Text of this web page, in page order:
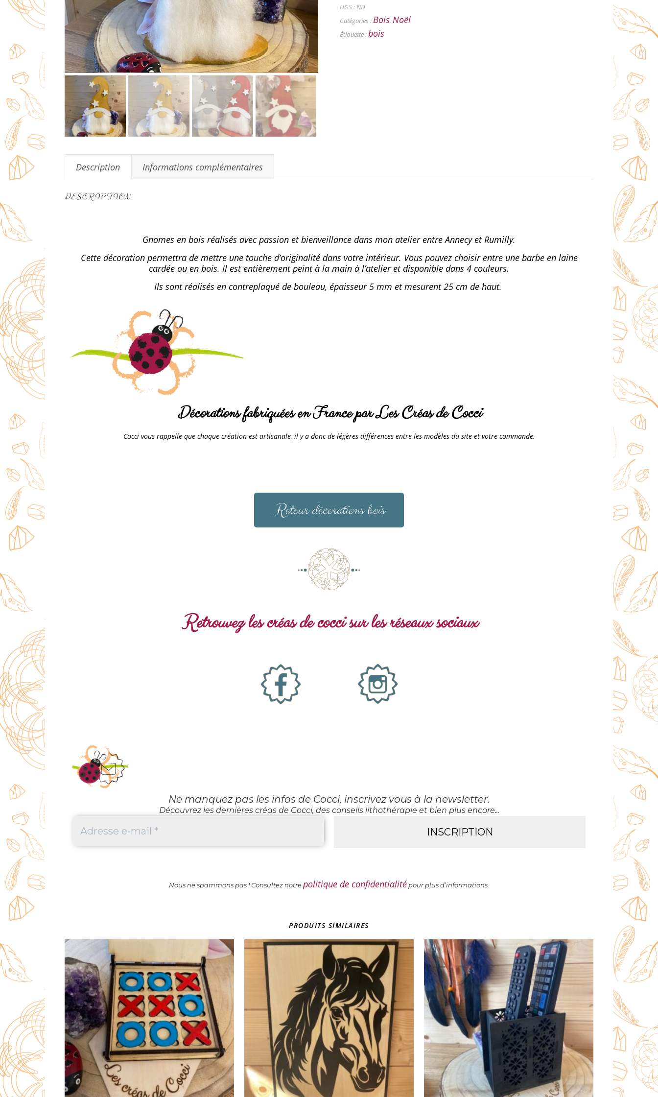
UGS : ND
Catégories : Bois, Noël
Étiquette :bois
Description Informations complémentaires
DESCRIPTION
Gnomes en bois réalisés avec passion et bienveillance dans mon atelier entre Annecy et Rumilly.
Cette décoration permettra de mettre une touche d’originalité dans votre intérieur. Vous pouvez choisir entre une barbe en laine
cardée ou en bois. Il est entièrement peint à la main à l’atelier et disponible dans 4 couleurs.
Ils sont réalisés en contreplaqué de bouleau, épaisseur 5 mm et mesurent 25 cm de haut.
Décorations fabriquées en France par Les Créas de Cocci
Cocci vous rappelle que chaque création est artisanale, il y a donc de légères différences entre les modèles du site et votre commande.
Retour décorations bois
Retrouvez les créas de cocci sur les réseaux sociaux
Ne manquez pas les infos de Cocci, inscrivez vous à la newsletter.
Découvrez les dernières créas de Cocci, des conseils lithothérapie et bien plus encore...
Nous ne spammons pas ! Consultez notrepolitique de confidentialitépour plus d’informations.
PRODUITS SIMILAIRES